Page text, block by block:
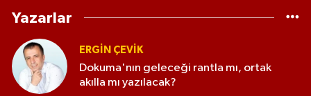
Yazarlar
ERGIN ÇEVİK
Dokuma'nın geleceği rantla mı, ortak
akılla mı yazılacak?